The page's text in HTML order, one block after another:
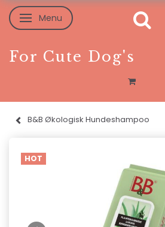
Toggle navigation
Menu
For Cute Dog's
B&B Økologisk Hundeshampoo
HOT